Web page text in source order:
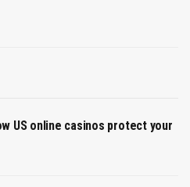
US online casinos protect your